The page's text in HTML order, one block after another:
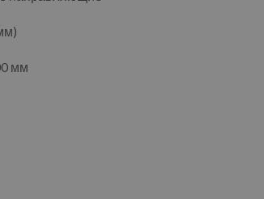
мм